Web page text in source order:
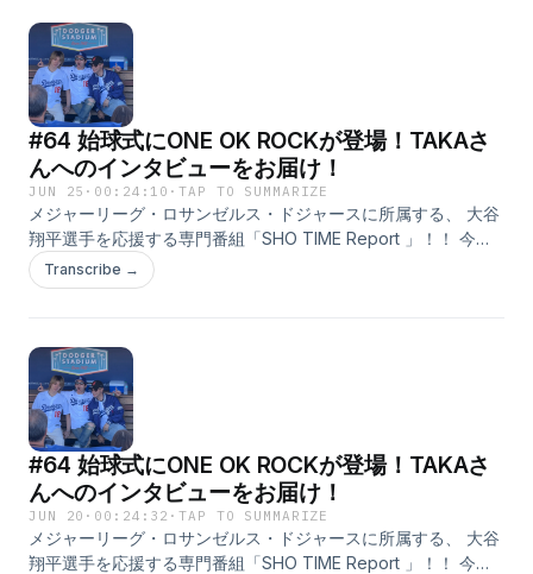
見の様子もたっぷりとお届けします！ テーマは「大谷翔平と
私」！ ●大谷選手の好きなところや魅力 ●はじめて大谷選手を
知った時の話 ●大谷選手の印象に残っているプレイや言葉 ●大
谷選手の近況・雑学 ●大谷選手への応援メッセージ などなど、
大谷選手にまつわることならなんでもOKです！ メッセージを
送っていただいた方の中から抽選でプレゼントも！ ご提供のア
パホテルから、アパホテル社長が自信を持ってお奨めする 本格
派ビーフカレー「アパ社長カレー・10個セット」を 毎月10名様
にプレゼントします！ ぜひ、お送りくださいね！ そして、この
番組は配信だけではなく、 TOKYO FMの方でも赤木さんと鈴木
アナのやりとりが聴けます！ 放送時間は毎週土曜日の午後3時
#64 始球式にONE OK ROCKが登場！TAKAさ
んへのインタビューをお届け！
JUN 25 · 00:24:10 ·TAP TO SUMMARIZE
メジャーリーグ・ロサンゼルス・ドジャースに所属する、 大谷
翔平選手を応援する専門番組「SHO TIME Report 」！！ 今回
は、ドジャースの情報に加えて、 日本人メジャーリーガーの話
題をたっぷりお届け！ さらに、現地からの音声もお届けしま
っているプレイや言葉 ●大谷選手の近況・雑学 ●大谷選手への
応援メッセージ などなど、大谷選手にまつわることならなんで
もOKです！ メッセージを送っていただいた方の中から抽選で
プレゼントも！ ご提供のアパホテルから、アパホテル社長が自
信を持ってお奨めする 本格派ビーフカレー「アパ社長カレー・
10個セット」を 毎月10名様にプレゼントします！ ぜひ、お送り
くださいね！ そして、この番組は配信だけではなく、 TOKYO
FMの方でも赤木さんと鈴木アナのやりとりが聴けます！ 放送
時間は毎週土曜日の午後3時55分から！ こちらもぜひ、お聴き
Transcribe →
#64 始球式にONE OK ROCKが登場！TAKAさ
んへのインタビューをお届け！
JUN 20 · 00:24:32 ·TAP TO SUMMARIZE
メジャーリーグ・ロサンゼルス・ドジャースに所属する、 大谷
翔平選手を応援する専門番組「SHO TIME Report 」！！ 今回